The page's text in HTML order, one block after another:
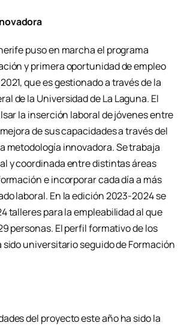
puso en marcha el programa
y primera oportunidad de empleo
que es gestionado a través de la
de la Universidad de La Laguna. El
la inserción laboral de jóvenes entre
de sus capacidades a través del
metodología innovadora. Se trabaja
y coordinada entre distintas áreas
e incorporar cada día a más
laboral. En la edición 2023-2024 se
talleres para la empleabilidad al que
personas. El perfil formativo de los
universitario seguido de Formación
del proyecto este año ha sido la